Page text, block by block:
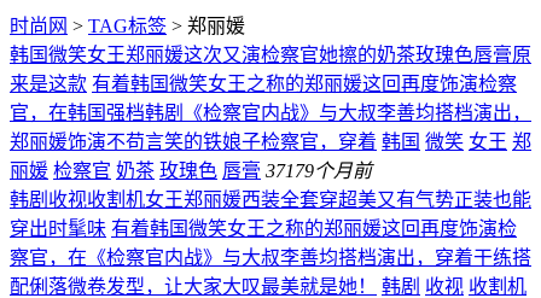
时尚网 > TAG标签 > 郑丽媛
韩国微笑女王郑丽媛这次又演检察官她擦的奶茶玫瑰色唇膏原
来是这款 有着韩国微笑女王之称的郑丽媛这回再度饰演检察
官，在韩国强档韩剧《检察官内战》与大叔李善均搭档演出，
郑丽媛饰演不苟言笑的铁娘子检察官，穿着 韩国 微笑 女王 郑
丽媛 检察官 奶茶 玫瑰色 唇膏 37179个月前
韩剧收视收割机女王郑丽媛西装全套穿超美又有气势正装也能
穿出时髦味 有着韩国微笑女王之称的郑丽媛这回再度饰演检
察官，在《检察官内战》与大叔李善均搭档演出，穿着干练搭
配俐落微卷发型，让大家大叹最美就是她！
韩剧 收视 收割机